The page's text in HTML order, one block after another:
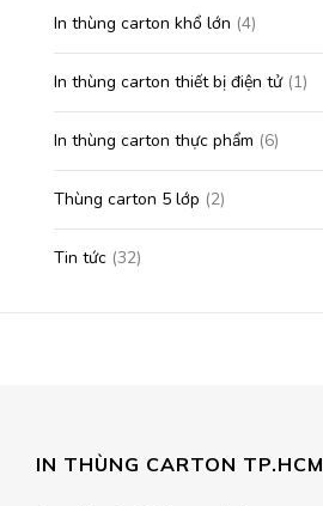
In thùng carton khổ lớn (4)
In thùng carton thiết bị điện tử(1)
In thùng carton thực phẩm (6)
Thùng carton 5 lớp (2)
Tin tức (32)
IN THÙNG CARTON TP.HCM